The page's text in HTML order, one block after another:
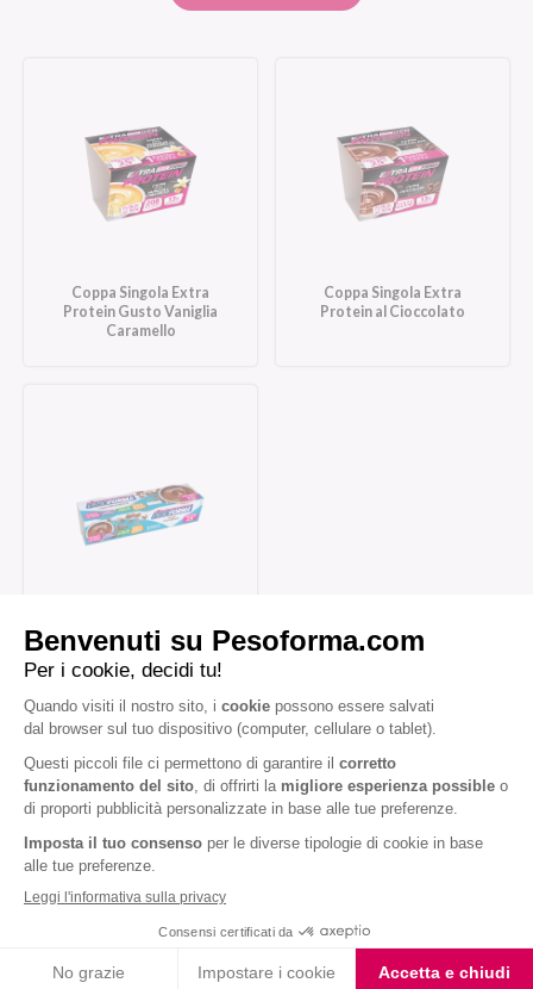
Coppa Singola Extra
Protein Gusto Vaniglia
Caramello
Coppa Singola Extra
Protein al Cioccolato
Iscriviti alla newsletter
Letta l'informativa privacy, acconsento all'iscrizione alla newsletter